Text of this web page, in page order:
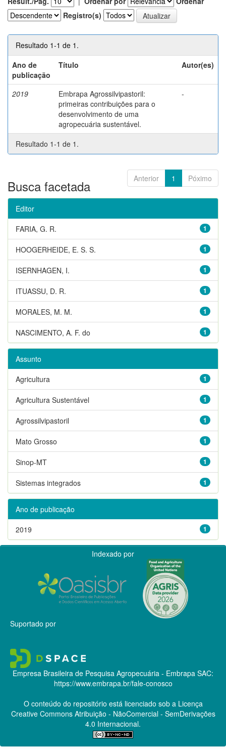
Registro(s)
Resultado 1-1 de 1.
Ano de
publicação
Título Autor(es)
2019
Embrapa Agrossilvipastoril:
primeiras contribuições para o
desenvolvimento de uma
agropecuária sustentável.
-
Resultado 1-1 de 1.
Anterior 1 Póximo
Busca facetada
Editor
1
FARIA, G. R.
1
HOOGERHEIDE, E. S. S.
1
ISERNHAGEN, I.
1
ITUASSU, D. R.
1
MORALES, M. M.
1
NASCIMENTO, A. F. do
Assunto
1
Agricultura
1
Agricultura Sustentável
1
Agrossilvipastoril
1
Mato Grosso
1
Sinop-MT
1
Sistemas integrados
Ano de publicação
1
2019
Indexado por
Suportado por
Empresa Brasileira de Pesquisa Agropecuária - Embrapa SAC:
https://www.embrapa.br/fale-conosco
O conteúdo do repositório está licenciado sob a Licença
Creative CommonsAtribuição - NãoComercial - SemDerivações
4.0 Internacional.